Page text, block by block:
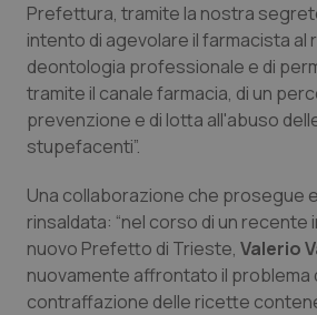
Toscana
Umbria
Valle D’Aosta
Veneto
Obesità
Oftalmologia
Oncodermatologia
Oncoematologia
Oncologia & Nutrizione
Prefettura, tramite la nostra
intento di agevolare il farmacista al
deontologia professionale e di
tramite il canale farmacia, di un
prevenzione e di lotta all'abuso
stupefacenti”.
Una collaborazione che prosegue
rinsaldata: “nel corso di un recente
nuovo Prefetto di Trieste, Valerio
nuovamente affrontato il problema
contraffazione delle ricette